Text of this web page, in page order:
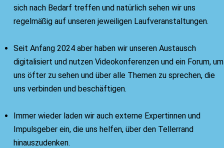
sich nach Bedarf treffen und natürlich sehen wir uns
regelmäßig auf unseren jeweiligen Laufveranstaltungen.
Seit Anfang 2024 aber haben wir unseren Austausch
digitalisiert und nutzen Videokonferenzen und ein Forum, um
uns öfter zu sehen und über alle Themen zu sprechen, die
uns verbinden und beschäftigen.
Immer wieder laden wir auch externe Expertinnen und
Impulsgeber ein, die uns helfen, über den Tellerrand
hinauszudenken.